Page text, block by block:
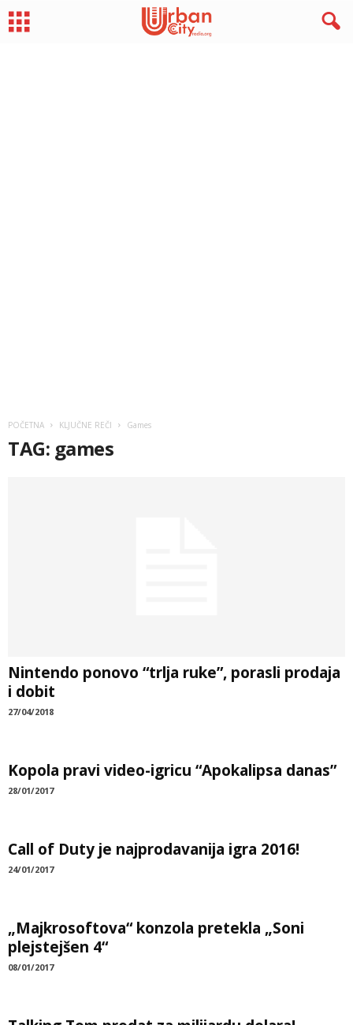
POČETNA KLJUČNE REČI Games
TAG: games
Nintendo ponovo “trlja ruke”, porasli prodaja
i dobit
27/04/2018
Kopola pravi video-igricu “Apokalipsa danas”
28/01/2017
Call of Duty je najprodavanija igra 2016!
24/01/2017
„Majkrosoftova“ konzola pretekla „Soni
plejstejšen 4“
08/01/2017